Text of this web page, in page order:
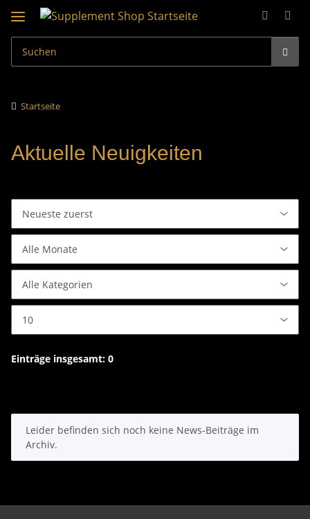
Startseite
Aktuelle Neuigkeiten
Einträge insgesamt: 0
xLeider befinden sich noch keine News-Beiträge im
Archiv.